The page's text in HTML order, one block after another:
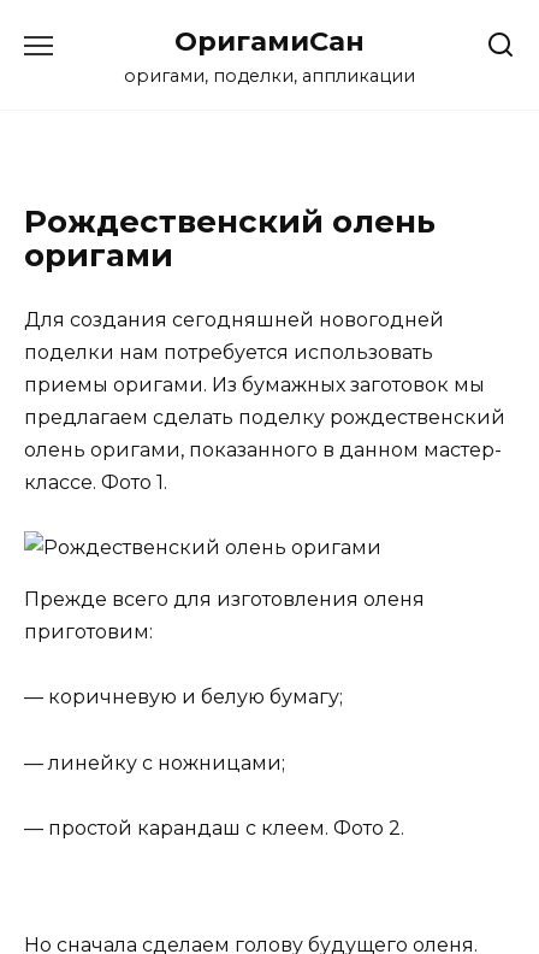
содержанию
ОригамиСан
оригами, поделки, аппликации
Рождественский олень
оригами
Для создания сегодняшней новогодней
поделки нам потребуется использовать
приемы оригами. Из бумажных заготовок мы
предлагаем сделать поделку рождественский
олень оригами, показанного в данном мастер-
классе. Фото 1.
Прежде всего для изготовления оленя
приготовим:
— коричневую и белую бумагу;
— линейку с ножницами;
— простой карандаш с клеем. Фото 2.
Но сначала сделаем голову будущего оленя.